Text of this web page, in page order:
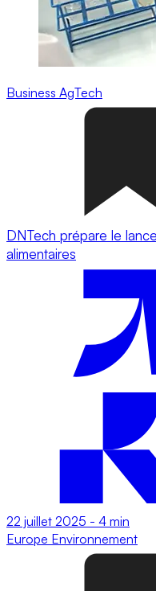
Business AgTech
DNTech prépare le
alimentaires
22 juillet 2025 - 4 min
Europe Environnement